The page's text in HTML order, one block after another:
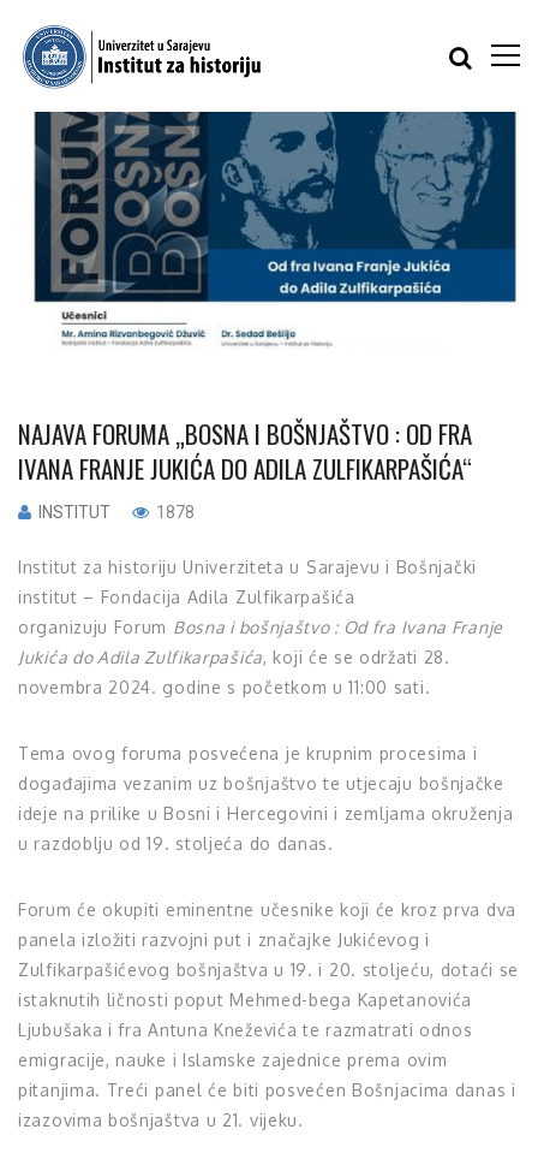
NAJAVA FORUMA „BOSNA I BOŠNJAŠTVO : OD FRA
IVANA FRANJE JUKIĆA DO ADILA ZULFIKARPAŠIĆA“
INSTITUT 1878
Institut za historiju Univerziteta u Sarajevu i Bošnjački
institut – Fondacija Adila Zulfikarpašića
organizuju Forum Bosna i bošnjaštvo : Od fra Ivana Franje
Jukića do Adila Zulfikarpašića, koji će se održati 28.
novembra 2024. godine s početkom u 11:00 sati.
Tema ovog foruma posvećena je krupnim procesima i
događajima vezanim uz bošnjaštvo te utjecaju bošnjačke
ideje na prilike u Bosni i Hercegovini i zemljama okruženja
u razdoblju od 19. stoljeća do danas.
Forum će okupiti eminentne učesnike koji će kroz prva dva
panela izložiti razvojni put i značajke Jukićevog i
Zulfikarpašićevog bošnjaštva u 19. i 20. stoljeću, dotaći se
istaknutih ličnosti poput Mehmed-bega Kapetanovića
Ljubušaka i fra Antuna Kneževića te razmatrati odnos
emigracije, nauke i Islamske zajednice prema ovim
pitanjima. Treći panel će biti posvećen Bošnjacima danas i
izazovima bošnjaštva u 21. vijeku.